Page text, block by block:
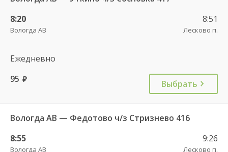
8:20
Вологда АВ
8:51
Лесково п.
Ежедневно
95 руб. Выбрать
Вологда АВ — Федотово ч/з Стризнево 416
8:55
Вологда АВ
9:26
Лесково п.